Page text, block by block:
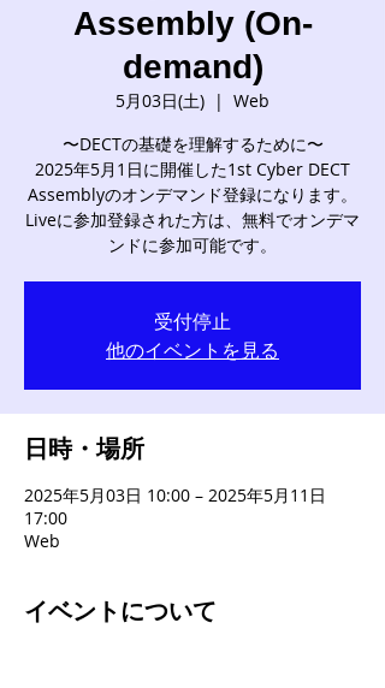
Assembly (On-
demand)
5月03日(土)
  |
Web
〜DECTの基礎を理解するために〜
2025年5月1日に開催した1st Cyber DECT
Assemblyのオンデマンド登録になります。
Liveに参加登録された方は、無料でオンデマ
ンドに参加可能です。
受付停止
他のイベントを見る
日時・場所
2025年5月03日 10:00 – 2025年5月11日
17:00
Web
イベントについて